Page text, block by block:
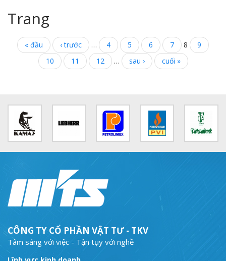
Trang
« đầu ‹ trước … 4 5 6 7 8
9
10
11 12 … sau › cuối »
CÔNG TY CỔ PHẦN VẬT TƯ - TKV
Tâm sáng với việc - Tận tụy với nghề